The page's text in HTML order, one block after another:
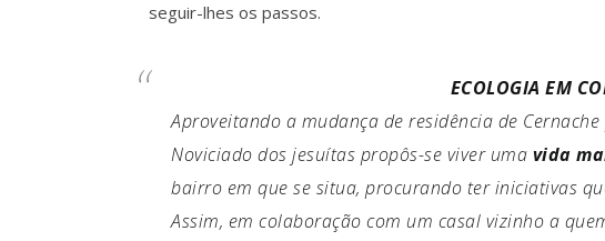
seguir-lhes os passos.
ECOLOGIA EM
Aproveitando a mudança de residência de
Noviciado dos jesuítas propôs-se viver uma vida
bairro em que se situa, procurando ter iniciativas
Assim, em colaboração com um casal vizinho a